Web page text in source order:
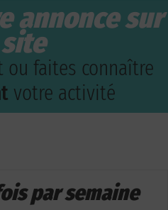
annonce sur
ou faites connaître
votre activité
par semaine